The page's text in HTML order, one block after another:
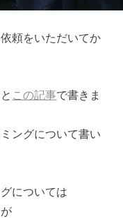
頼をいただいてか
この記事で書きま
ングについて書い
については